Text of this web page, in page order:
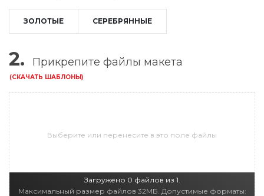
ЗОЛОТЫЕ СЕРЕБРЯННЫЕ
2. Прикрепите файлы макета
(СКАЧАТЬ ШАБЛОНЫ)
Выберите или перенесите в это поле файлы
Загружено 0 файлов из 1.
Максимальный размер файлов 32МБ. Допустимые форматы: